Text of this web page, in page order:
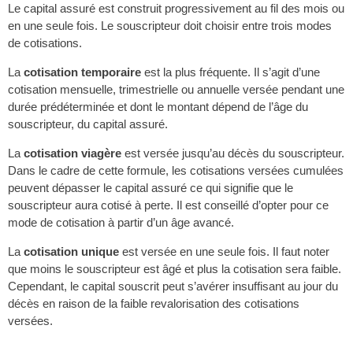
Le capital assuré est construit progressivement au fil des mois ou
en une seule fois. Le souscripteur doit choisir entre trois modes
de cotisations.
La cotisation temporaire est la plus fréquente. Il s’agit d’une
cotisation mensuelle, trimestrielle ou annuelle versée pendant une
durée prédéterminée et dont le montant dépend de l’âge du
souscripteur, du capital assuré.
La cotisation viagère est versée jusqu’au décès du souscripteur.
Dans le cadre de cette formule, les cotisations versées cumulées
peuvent dépasser le capital assuré ce qui signifie que le
souscripteur aura cotisé à perte. Il est conseillé d’opter pour ce
mode de cotisation à partir d’un âge avancé.
La cotisation unique est versée en une seule fois. Il faut noter
que moins le souscripteur est âgé et plus la cotisation sera faible.
Cependant, le capital souscrit peut s’avérer insuffisant au jour du
décès en raison de la faible revalorisation des cotisations
versées.